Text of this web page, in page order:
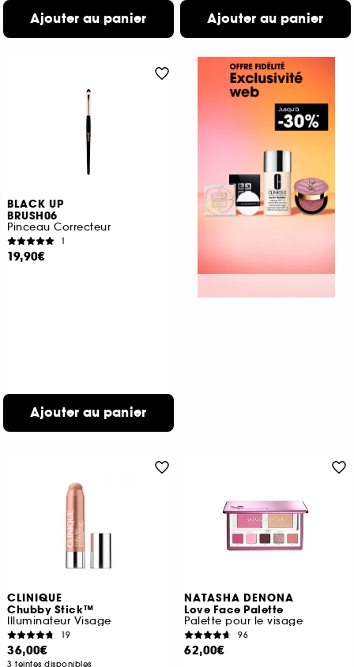
Ajouter au panier Ajouter au panier
BLACK UP
BRUSH06
Pinceau Correcteur
1
19,90€
Ajouter au panier
CLINIQUE
Chubby Stick™
Illuminateur Visage
19
36,00€
3 teintes disponibles
NATASHA DENONA
Love Face Palette
Palette pour le visage
96
62,00€